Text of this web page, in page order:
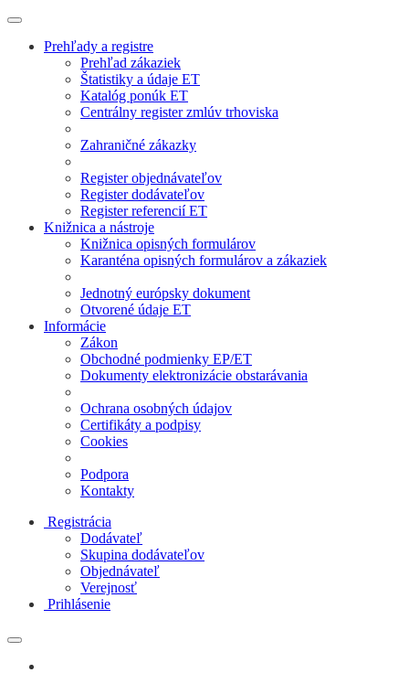
Prehľady a registre
Prehľad zákaziek
Štatistiky a údaje ET
Katalóg ponúk ET
Centrálny register zmlúv trhoviska
Zahraničné zákazky
Register objednávateľov
Register dodávateľov
Register referencií ET
Knižnica a nástroje
Knižnica opisných formulárov
Karanténa opisných formulárov a zákaziek
Jednotný európsky dokument
Otvorené údaje ET
Informácie
Zákon
Obchodné podmienky EP/ET
Dokumenty elektronizácie obstarávania
Ochrana osobných údajov
Certifikáty a podpisy
Cookies
Podpora
Kontakty
Registrácia
Dodávateľ
Skupina dodávateľov
Objednávateľ
Verejnosť
Prihlásenie